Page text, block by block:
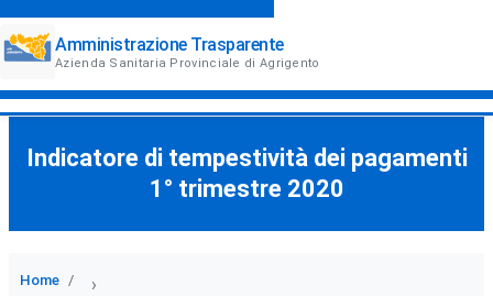
Amministrazione Trasparente
Azienda Sanitaria Provinciale di Agrigento
Indicatore di tempestività dei pagamenti
1° trimestre 2020
Home ›